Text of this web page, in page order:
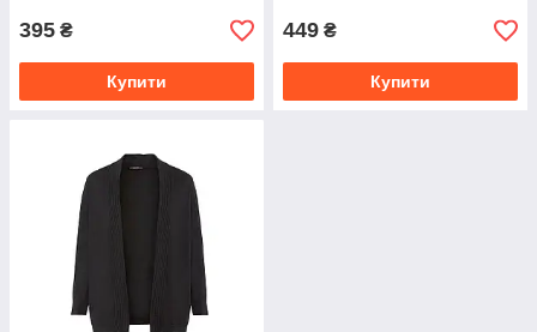
395 ₴
Купити
449 ₴
Купити